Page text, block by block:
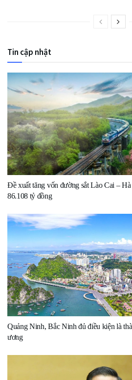
Tin cập nhật
Đề xuất tăng vốn đường sắt Lào Cai –
86.108 tỷ đồng
Quảng Ninh, Bắc Ninh đủ điều kiện là
ương